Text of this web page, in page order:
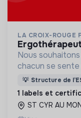
LA CROIX-ROUGE
Nous
chacun se sente
nous
d’engagement
💡 Structure de
1 labels et
ST CYR AU